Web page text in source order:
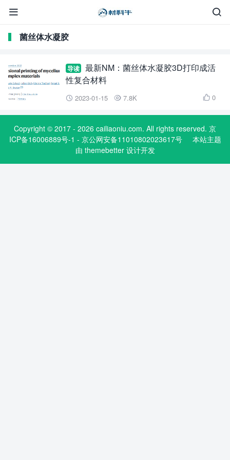


菌丝体水凝胶
导读
最新NM：菌丝体水凝胶3D打印成活
性复合材料
 2023-01-15  7.8K  0
Copyright © 2017 - 2026 cailiaoniu.com. All rights reserved. 京
ICP备16006889号-1 - 京公网安备11010802023617号
本站主题
由 themebetter设计开发